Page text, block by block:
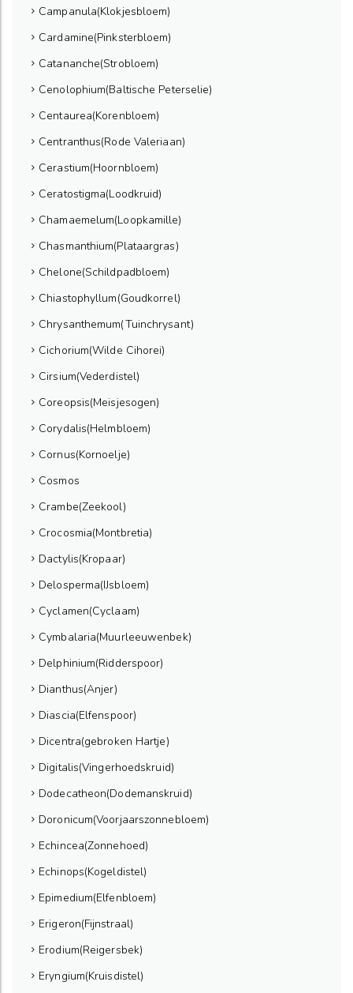
Campanula(Klokjesbloem)
Cardamine(Pinksterbloem)
Catananche(Strobloem)
Cenolophium(Baltische Peterselie)
Centaurea(Korenbloem)
Centranthus(Rode Valeriaan)
Cerastium(Hoornbloem)
Ceratostigma(Loodkruid)
Chamaemelum(Loopkamille)
Chasmanthium(Plataargras)
Chelone(Schildpadbloem)
Chiastophyllum(Goudkorrel)
Chrysanthemum(Tuinchrysant)
Cichorium(Wilde Cihorei)
Cirsium(Vederdistel)
Coreopsis(Meisjesogen)
Corydalis(Helmbloem)
Cornus(Kornoelje)
Cosmos
Crambe(Zeekool)
Crocosmia(Montbretia)
Dactylis(Kropaar)
Delosperma(IJsbloem)
Cyclamen(Cyclaam)
Cymbalaria(Muurleeuwenbek)
Delphinium(Ridderspoor)
Dianthus(Anjer)
Diascia(Elfenspoor)
Dicentra(gebroken Hartje)
Digitalis(Vingerhoedskruid)
Dodecatheon(Dodemanskruid)
Doronicum(Voorjaarszonnebloem)
Echincea(Zonnehoed)
Echinops(Kogeldistel)
Epimedium(Elfenbloem)
Erigeron(Fijnstraal)
Erodium(Reigersbek)
Eryngium(Kruisdistel)